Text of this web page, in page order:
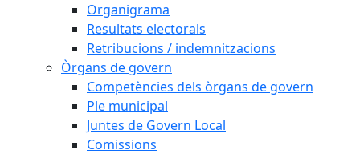
Organigrama
Resultats electorals
Retribucions / indemnitzacions
Òrgans de govern
Competències dels òrgans de govern
Ple municipal
Juntes de Govern Local
Comissions